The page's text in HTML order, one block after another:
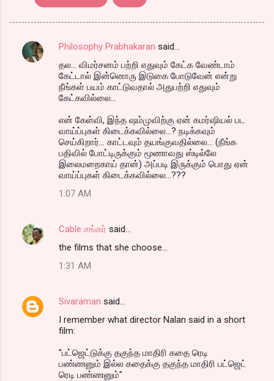
C
Philosophy Prabhakaran said…
தல... விமர்சனம் பற்றி எதுவும் கேட்க வேண்டாம்
கேட்டால் இன்னொரு இடுகை போடுவேன் என்று
நீங்கள் பயம் காட்டுவதால் அதுபற்றி எதுவும்
கேட்கவில்லை...
என் கேள்வி, இந்த ஷம்முவிற்கு ஏன் கமர்ஷியல் பட
வாய்ப்புகள் கிடைக்கவில்லை...? நடிக்கவும்
செய்கிறார்... காட்டவும் தயங்குவதில்லை... (நீங்க
பதிவில் போட்டிருக்கும் மூணாவது ஸ்டில்லே
இலைமறைகாய் தான்) அப்படி இருக்கும் பொது ஏன்
வாய்ப்புகள் கிடைக்கவில்லை...???
1:07 AM
Cable சங்கர் said…
the films that she choose...
1:31 AM
Sivaraman said…
I remember what director Nalan said in a short
film:
"பட்ஜெட்டுக்கு தகுந்த மாதிரி கதை ரெடி
பண்ணனும் இல்ல கதைக்கு தகுந்த மாதிரி பட்ஜெட்
ரெடி பண்ணனும்"